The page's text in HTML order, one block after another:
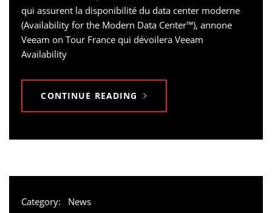
qui assurent la disponibilité du data center moderne
(Availability for the Modern Data Center™), annone
Veeam on Tour France qui dévoilera Veeam
Availability
CONTINUE READING
Category: News